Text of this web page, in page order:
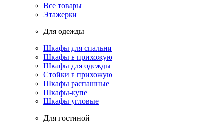
Все товары
Этажерки
Для одежды
Шкафы для спальни
Шкафы в прихожую
Шкафы для одежды
Стойки в прихожую
Шкафы распашные
Шкафы-купе
Шкафы угловые
Для гостиной